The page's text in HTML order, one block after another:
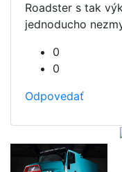
Roadster s tak
jednoducho
0
0
Odpovedať